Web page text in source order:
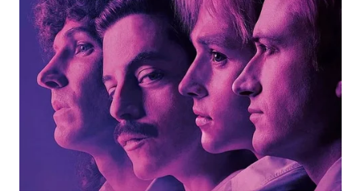
WN
MANDALIKA
WN
LIKUPANG
WN
LABUANBAJO